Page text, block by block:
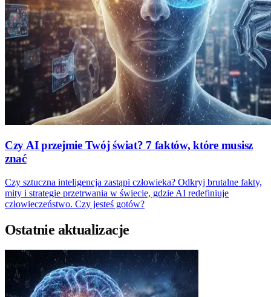
Czy AI przejmie Twój świat? 7 faktów, które musisz
znać
Czy sztuczna inteligencja zastąpi człowieka? Odkryj brutalne fakty,
mity i strategie przetrwania w świecie, gdzie AI redefiniuje
człowieczeństwo. Czy jesteś gotów?
Ostatnie aktualizacje